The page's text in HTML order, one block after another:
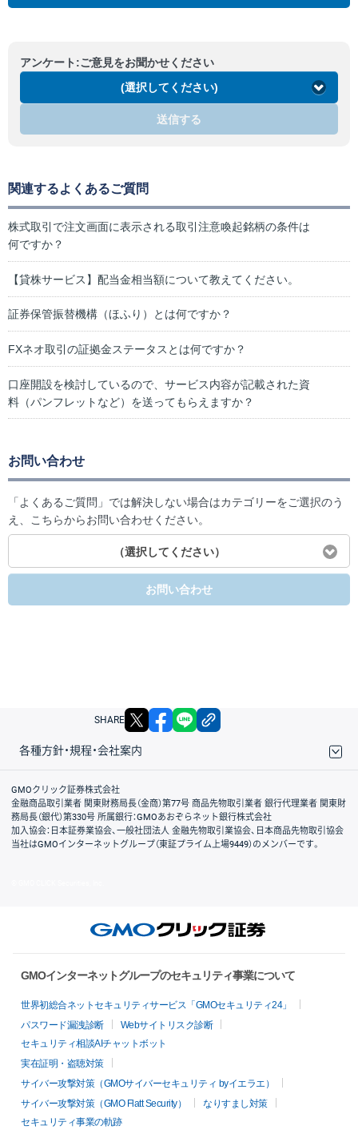
アンケート:ご意見をお聞かせください
(選択してください)
送信する
関連するよくあるご質問
株式取引で注文画面に表示される取引注意喚起銘柄の条件は
何ですか？
【貸株サービス】配当金相当額について教えてください。
証券保管振替機構（ほふり）とは何ですか？
FXネオ取引の証拠金ステータスとは何ですか？
口座開設を検討しているので、サービス内容が記載された資
料（パンフレットなど）を送ってもらえますか？
お問い合わせ
「よくあるご質問」では解決しない場合はカテゴリーをご選択のう
え、こちらからお問い合わせください。
（選択してください）
お問い合わせ
SHARE X facebook
各種方針・規程・会社案内
取引規程・約款
サイトマップ
その他のご案内
個人情報保護方針
最良執行方針
サイトのご利用について
ディスクレイマー
信託保全
リスク説明
会社案内
GMOクリック証券株式会社
金融商品取引業者 関東財務局長（金商）第77号 商品先物取引業者 銀行代理業者 関東財
務局長（銀代）第330号 所属銀行：GMOあおぞらネット銀行株式会社
加入協会：日本証券業協会、一般社団法人 金融先物取引業協会、日本商品先物取引協会
当社はGMOインターネットグループ（東証プライム上場9449）のメンバーです。
GMOインターネットグループのセキュリティ事業について
世界初総合ネットセキュリティサービス「GMOセキュリティ24」
パスワード漏洩診断
Webサイトリスク診断
セキュリティ相談AIチャットボット
実在証明・盗聴対策
サイバー攻撃対策（GMOサイバーセキュリティ byイエラエ）
サイバー攻撃対策（GMO Flatt Security）
なりすまし対策
セキュリティ事業の軌跡